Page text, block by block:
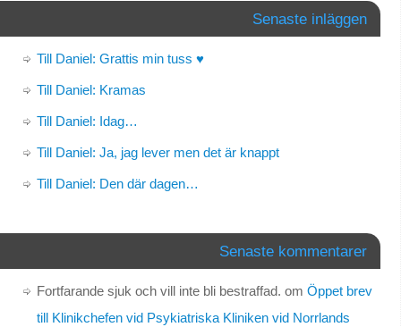
Senaste inläggen
Till Daniel: Grattis min tuss ♥
Till Daniel: Kramas
Till Daniel: Idag…
Till Daniel: Ja, jag lever men det är knappt
Till Daniel: Den där dagen…
Senaste kommentarer
Fortfarande sjuk och vill inte bli bestraffad. om Öppet brev
till Klinikchefen vid Psykiatriska Kliniken vid Norrlands